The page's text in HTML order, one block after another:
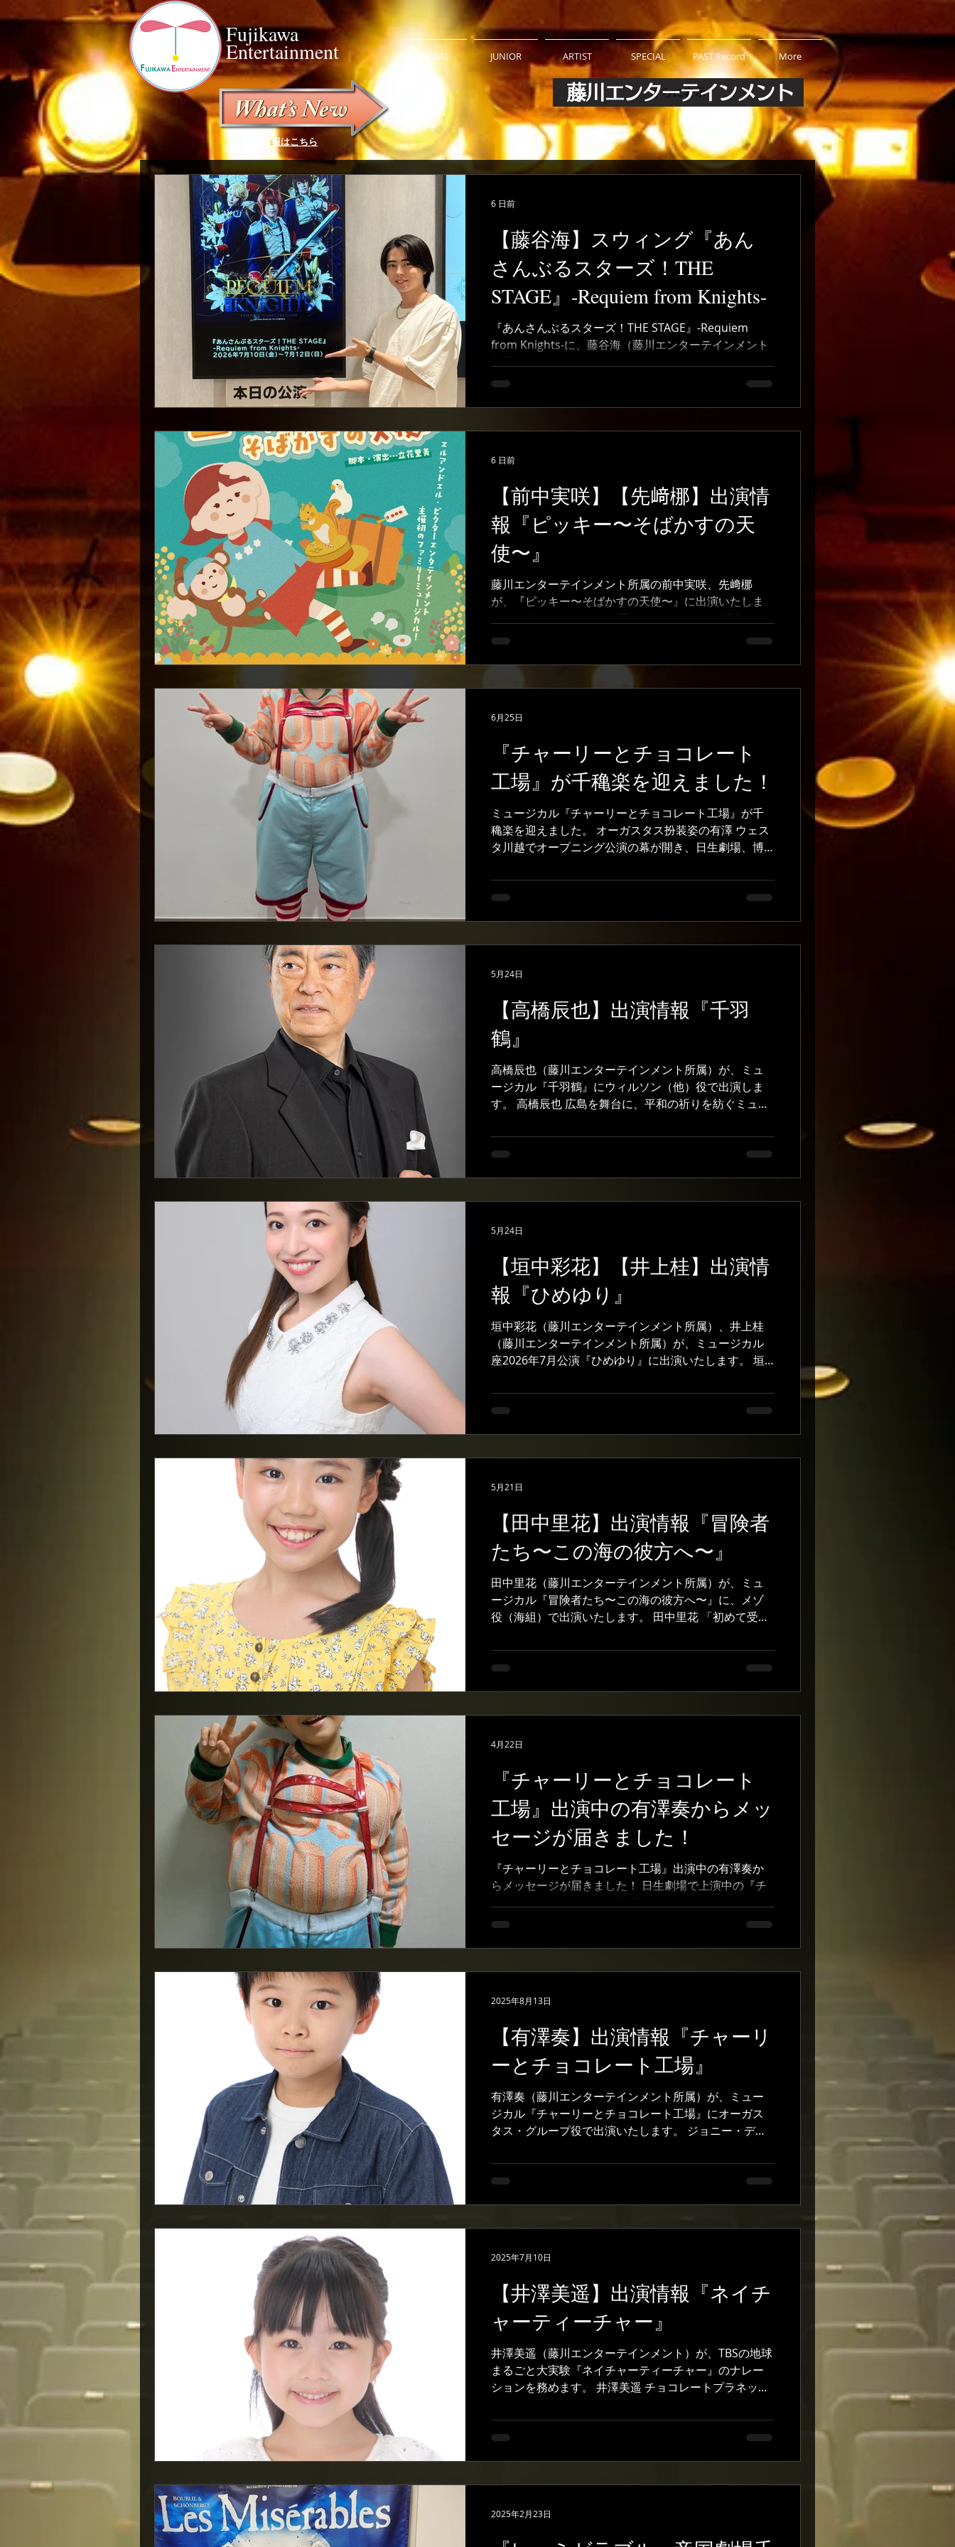
Fujikawa
Entertainment HOME JUNIOR ARTIST SPECIAL PAST Record More
さらに表示
藤川エンターテインメント
最新情報はこちら
【藤谷海】スウィング『あん
さんぶるスターズ！THE
STAGE』-Requiem from Knights-
『あんさんぶるスターズ！THE STAGE』-Requiem
from Knights-に、藤谷海（藤川エンターテインメント
所属）が、スウィングとして参加いたしました。 スウ
ィングは、基本的に万が一のために全ての役の動きを
つ機会はありませんでしたが、稽古では代役としてた
くさんの役に挑戦させていただきました。 #あんステ #
#藤川エンターテインメント #ミュージカル #オーディ
6 日前
【前中実咲】【先﨑梛】出演情
報『ピッキー〜そばかすの天
使〜』
藤川エンターテインメント所属の前中実咲、先﨑梛
が、『ピッキー〜そばかすの天使〜』に出演いたしま
す。 二人からコメントが届いておりますので紹介しま
す。 星組ヴィレ役 前中実咲 私の演じるヴィレは、弱
て強いピッキーに影響され、仲間達の気持ちが変化
し、ヴィレの気持ちも段々変わっていきます。場面ご
ます！ 月組ファンシー役 先﨑梛 初めてのファミリー
が、 観に来てくださったみなさんにお話を楽しんでも
らえるよう、 全力でがんばります！ 間もなく本番で
す。 ぜひ劇場で応援をよろしくお願いいたします！ 公
演詳細はこちらから
https://llvictor.com/2026/07/11/picky/ #前中実咲 #先
﨑梛 #ピッキー #藤川エンターテインメント #ミュージ
カル #オーディション #子役 #子役事務所 #芸能事務所
6 日前
『チャーリーとチョコレート
工場』が千穐楽を迎えました！
ミュージカル『チャーリーとチョコレート工場』が千
穐楽を迎えました。 オーガスタス扮装姿の有澤 ウェス
タ川越でオープニング公演の幕が開き、日生劇場、博
客様にお会いできました。 有澤からのコメントを紹介
します。 『チャーリーとチョコレート工場』を終えて
ありました。優しいカンパニーの皆さんと助けてくれ
る家族のおかげでもありました。 『チャーリーとチ
ョコレート工場』はファンタジーな世界で、オーガス
タスはどんな性格なのか、どんな表情をするのか悩ま
されました。それを助けてくれたのが今回お母さん役
の鈴木ほのかさんでした。いつでも気にかけてくれ
て、悩んでいるとすぐにアドバイスをしてくれまし
た。また、演出のウォーリー木下さんにもたくさん教
えていただきました。最初は人物像が自分の中ではっ
きりとできていなくて、あやふやな演技になっていま
をくれて、自分の中で人物像がだんだんはっ
6月25日
【高橋辰也】出演情報『千羽
鶴』
高橋辰也（藤川エンターテインメント所属）が、ミュ
ージカル『千羽鶴』にウィルソン（他）役で出演しま
す。 高橋辰也 広島を舞台に、平和の祈りを紡ぐミュー
です。 高橋のブログはこちら
https://ameblo.jp/teatro-tatsu/ また、ミュージカル座
っている久田菜美さんです。 ミュージカル『千羽鶴』
のチラシ ぜひ劇場に足をお運びください！！ 公式HPは
こちら https://musical-za.co.jp/stage/senbazuru/ #高
橋辰也 #藤川エンターテインメント #藤川エンターテイ
ンメント所属 #ミュージカル #オーディション #子役 #
子役事務所 #芸能事務所 #千羽鶴
5月24日
【垣中彩花】【井上桂】出演情
報『ひめゆり』
垣中彩花（藤川エンターテインメント所属）、井上桂
（藤川エンターテインメント所属）が、ミュージカル
座2026年7月公演『ひめゆり』に出演いたします。 垣
ージカル『ひめゆり』にてクミ役を務めさせていただ
くことになりました。 30年という節目の公演に、素晴
ながら、クミと真摯に向き合い、精一杯努めてまいり
ます。 ぜひ劇場でご覧いただけましたら嬉しいです。
応援、よろしくお願いいたします。」 と垣中。 井上
桂 両組兵士役 「この度、兼ねてから出てみたかった
ミュージカル座さんの『ひめゆり2026』に出演させて
頂くことになりました！稽古に入りましたが、さまざ
まなバックグラウンドをお持ちの演者さんと触れ合
い、非常に大きな刺激を貰っています。立派に果たし
て参ります！皆様、楽しみにしていて下さい！」 こち
らは井上より。 チラシを持って笑顔の二人 ぜひ劇場に
ちら...
5月24日
【田中里花】出演情報『冒険者
たち〜この海の彼方へ〜』
田中里花（藤川エンターテインメント所属）が、ミュ
ージカル『冒険者たち〜この海の彼方へ〜』に、メゾ
役（海組）で出演いたします。 田中里花 「初めて受け
ずっと憧れていた作品だったのでメゾ役で出演できる
事が決まりとても嬉しいです。沢山研究したアイドル
が入っているようです。 ぜひ劇場で応援をお願いしま
#冒険者たち #田中里花 #藤川エンターテインメント #
ミュージカル #オーディション #子役 #子役事務所 #芸
能事務所
5月21日
『チャーリーとチョコレート
工場』出演中の有澤奏からメッ
セージが届きました！
『チャーリーとチョコレート工場』出演中の有澤奏か
らメッセージが届きました！ 日生劇場で上演中の『チ
ャーリーとチョコレート工場』。オーガスタス役で出
演中の有澤から、メッセージが届きました。 このミ
目の舞台となり、だんだんと舞台と勉強を両立するの
に慣れて来ました。 今回は、衣装で初めて着肉をつ
す！ キャストの皆さんもとても優しく、多くの方々に
さん新しい発見もあると思います。それを楽しみにし
つつ、舞台にも活かせればと思います。 学校でも舞台
でもたくさんの人と出会い、そこには難関が立ちはだ
かることもあるかもしれませんが、これからも元気に
努めてまいりますのでこれからもよろしくお願いしま
す！ 日生劇場での公演も折り返しを過ぎましたが、一
公演一公演を大切に、オーガスタスという人物を生き
いいたします！
4月22日
【有澤奏】出演情報『チャーリ
ーとチョコレート工場』
有澤奏（藤川エンターテインメント所属）が、ミュー
ジカル『チャーリーとチョコレート工場』にオーガス
タス・グループ役で出演いたします。 ジョニー・デッ
続いてのキャストの皆さんも多い中、新しくカンパニ
ーに参加する有澤ですが、作品にか...
2025年8月13日
【井澤美遥】出演情報『ネイチ
ャーティーチャー』
井澤美遥（藤川エンターテインメント）が、TBSの地球
まるごと大実験『ネイチャーティーチャー』のナレー
ションを務めます。 井澤美遥 チョコレートプラネット
体を張って実験する番組です。 スタジオにて...
2025年7月10日
2025年2月23日